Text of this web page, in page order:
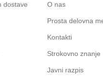
dostave O nas
Prosta delovna
Kontakti
Strokovno znanje
Javni razpis